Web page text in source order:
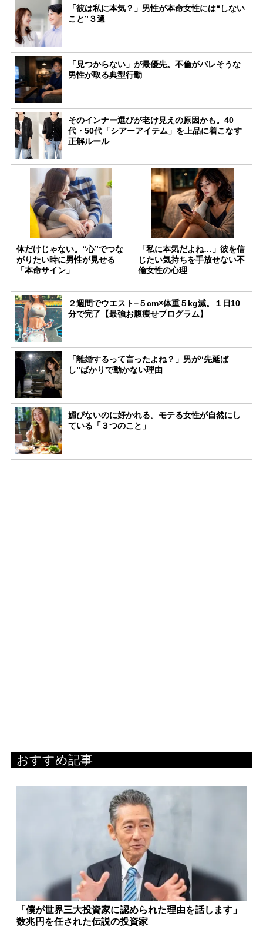
「彼は私に本気？」男性が本命女性には“しない
こと”３選
「見つからない」が最優先。不倫がバレそうな
男性が取る典型行動
そのインナー選びが老け見えの原因かも。40
代・50代「シアーアイテム」を上品に着こなす
正解ルール
体だけじゃない。“心”でつな
がりたい時に男性が見せる
「本命サイン」
「私に本気だよね…」彼を信
じたい気持ちを手放せない不
倫女性の心理
２週間でウエスト−５cm×体重５kg減。１日10
分で完了【最強お腹痩せプログラム】
「離婚するって言ったよね？」男が“先延ば
し”ばかりで動かない理由
媚びないのに好かれる。モテる女性が自然にし
ている「３つのこと」
おすすめ記事
「僕が世界三大投資家に認められた理由を話します」
数兆円を任された伝説の投資家